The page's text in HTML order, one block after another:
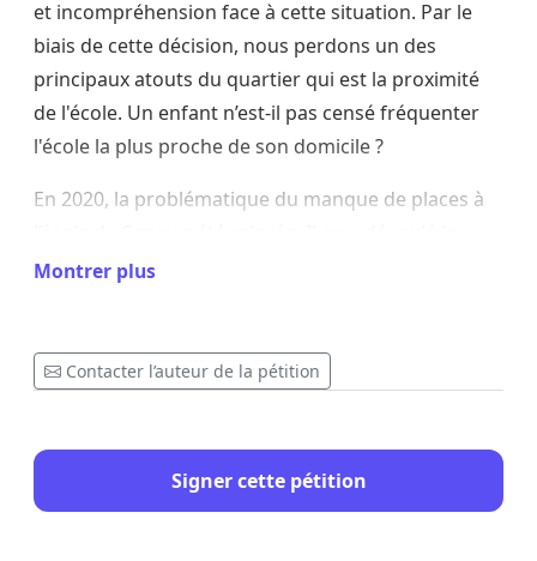
et incompréhension face à cette situation. Par le
biais de cette décision, nous perdons un des
principaux atouts du quartier qui est la proximité
de l'école. Un enfant n’est-il pas censé fréquenter
l'école la plus proche de son domicile ?
En 2020, la problématique du manque de places à
construction d’un pavillon provisoire permettant
Grâce à cette solution,les autorités communales
quartier pourraient être scolarisés à l’école du
Sapay dans les prochaines années.
tard, la problématique persiste. Il n’y a pas assez de
Montrer plus
Contacter l’auteur de la pétition
Signer cette pétition